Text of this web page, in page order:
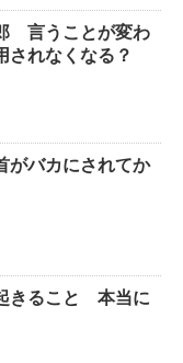
言うことが変わ
されなくなる？
がバカにされてか
きること 本当に